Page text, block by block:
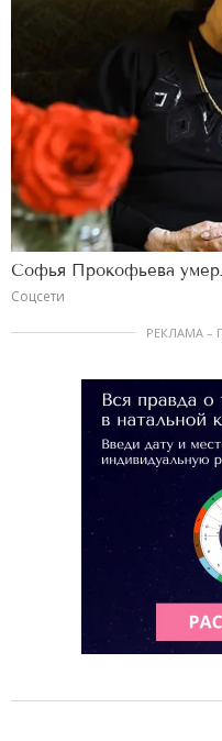
Софья Прокофьева
Соцсети
РЕКЛАМА –